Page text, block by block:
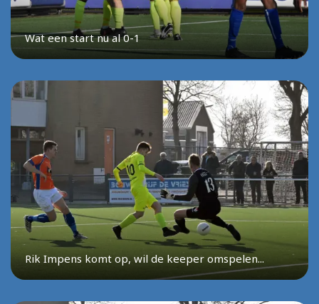
Wat een start nu al 0-1
Rik Impens komt op, wil de keeper omspelen...